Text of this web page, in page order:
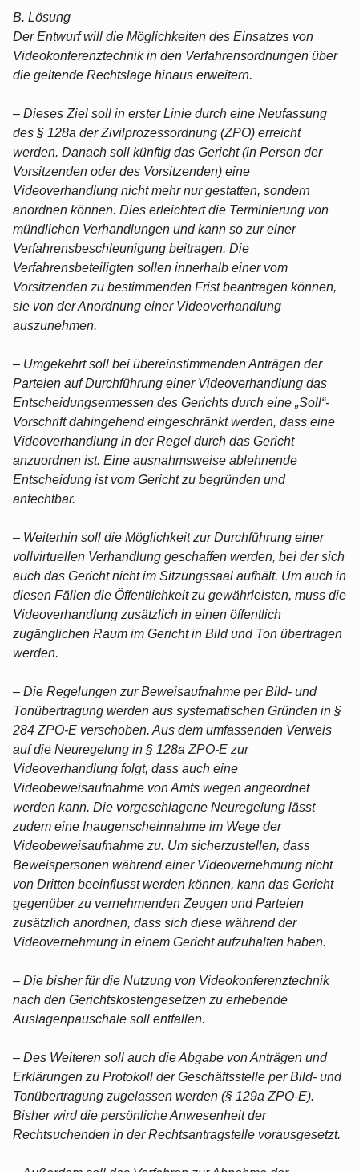
B. Lösung
Der Entwurf will die Möglichkeiten des Einsatzes von
Videokonferenztechnik in den Verfahrensordnungen über
die geltende Rechtslage hinaus erweitern.
– Dieses Ziel soll in erster Linie durch eine Neufassung
des § 128a der Zivilprozessordnung (ZPO) erreicht
werden. Danach soll künftig das Gericht (in Person der
Vorsitzenden oder des Vorsitzenden) eine
Videoverhandlung nicht mehr nur gestatten, sondern
anordnen können. Dies erleichtert die Terminierung von
mündlichen Verhandlungen und kann so zur einer
Verfahrensbeschleunigung beitragen. Die
Verfahrensbeteiligten sollen innerhalb einer vom
Vorsitzenden zu bestimmenden Frist beantragen können,
sie von der Anordnung einer Videoverhandlung
auszunehmen.
– Umgekehrt soll bei übereinstimmenden Anträgen der
Parteien auf Durchführung einer Videoverhandlung das
Entscheidungsermessen des Gerichts durch eine „Soll“-
Vorschrift dahingehend eingeschränkt werden, dass eine
Videoverhandlung in der Regel durch das Gericht
anzuordnen ist. Eine ausnahmsweise ablehnende
Entscheidung ist vom Gericht zu begründen und
anfechtbar.
– Weiterhin soll die Möglichkeit zur Durchführung einer
vollvirtuellen Verhandlung geschaffen werden, bei der sich
auch das Gericht nicht im Sitzungssaal aufhält. Um auch in
diesen Fällen die Öffentlichkeit zu gewährleisten, muss die
Videoverhandlung zusätzlich in einen öffentlich
zugänglichen Raum im Gericht in Bild und Ton übertragen
werden.
– Die Regelungen zur Beweisaufnahme per Bild- und
Tonübertragung werden aus systematischen Gründen in §
284 ZPO-E verschoben. Aus dem umfassenden Verweis
auf die Neuregelung in § 128a ZPO-E zur
Videoverhandlung folgt, dass auch eine
Videobeweisaufnahme von Amts wegen angeordnet
werden kann. Die vorgeschlagene Neuregelung lässt
zudem eine Inaugenscheinnahme im Wege der
Videobeweisaufnahme zu. Um sicherzustellen, dass
Beweispersonen während einer Videovernehmung nicht
von Dritten beeinflusst werden können, kann das Gericht
gegenüber zu vernehmenden Zeugen und Parteien
zusätzlich anordnen, dass sich diese während der
Videovernehmung in einem Gericht aufzuhalten haben.
– Die bisher für die Nutzung von Videokonferenztechnik
nach den Gerichtskostengesetzen zu erhebende
Auslagenpauschale soll entfallen.
– Des Weiteren soll auch die Abgabe von Anträgen und
Erklärungen zu Protokoll der Geschäftsstelle per Bild- und
Tonübertragung zugelassen werden (§ 129a ZPO-E).
Bisher wird die persönliche Anwesenheit der
Rechtsuchenden in der Rechtsantragstelle vorausgesetzt.